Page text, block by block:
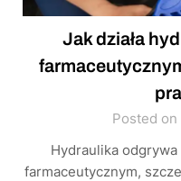
Jak działa
Posted
Hydraulika
farmaceutycznym,